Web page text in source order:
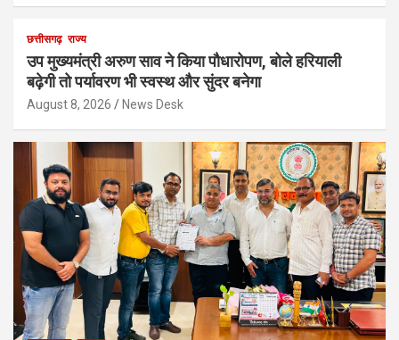
छत्तीसगढ़ राज्य
उप मुख्यमंत्री अरुण साव ने किया पौधारोपण, बोले हरियाली
बढ़ेगी तो पर्यावरण भी स्वस्थ और सुंदर बनेगा
August 8, 2026 News Desk